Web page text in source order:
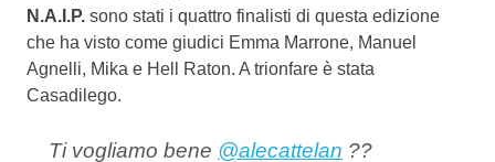
N.A.I.P. sono stati i quattro finalisti di questa edizione
che ha visto come giudici Emma Marrone, Manuel
Agnelli, Mika e Hell Raton. A trionfare è stata
Casadilego.
Ti vogliamo bene @alecattelan ??